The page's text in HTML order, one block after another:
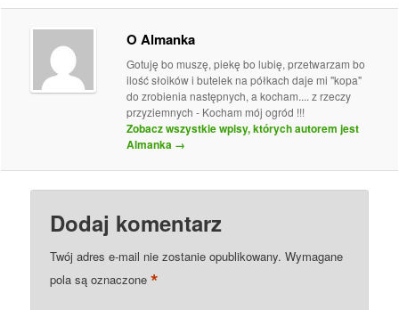
O Almanka
Gotuję bo muszę, piekę bo lubię, przetwarzam bo
ilość słoików i butelek na półkach daje mi "kopa"
do zrobienia następnych, a kocham.... z rzeczy
przyziemnych - Kocham mój ogród !!!
Zobacz wszystkie wpisy, których autorem jest
Almanka →
Dodaj komentarz
Twój adres e-mail nie zostanie opublikowany. Wymagane
pola są oznaczone*